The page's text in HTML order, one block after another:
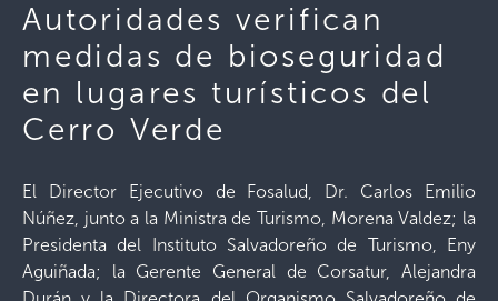
Autoridades verifican
medidas de bioseguridad
en lugares turísticos del
Cerro Verde
El Director Ejecutivo de Fosalud, Dr. Carlos Emilio
Núñez, junto a la Ministra de Turismo, Morena Valdez; la
Presidenta del Instituto Salvadoreño de Turismo, Eny
Aguiñada; la Gerente General de Corsatur, Alejandra